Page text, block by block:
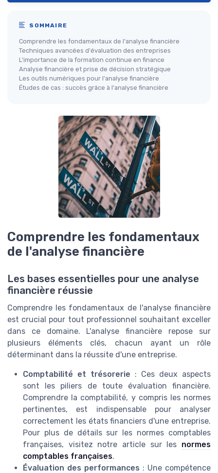
SOMMAIRE
Comprendre les fondamentaux de l'analyse financière
Techniques avancées d'évaluation des entreprises
L'importance de la formation continue en finance
Analyse financière et prise de décision stratégique
Les outils numériques pour l'analyse financière
Études de cas : succès grâce à l'analyse financière
Comprendre les fondamentaux
de l'analyse financière
Les bases essentielles pour une analyse
financière réussie
Comprendre les fondamentaux de l'analyse financière
est crucial pour tout professionnel souhaitant exceller
dans ce domaine. L'analyse financière repose sur
plusieurs éléments clés, chacun ayant un rôle
déterminant dans la réussite d'une entreprise.
Comptabilité et trésorerie : Ces deux aspects
sont les piliers de toute évaluation financière.
Comprendre la comptabilité, y compris les normes
pertinentes, est indispensable pour analyser
correctement les états financiers d'une entreprise.
Pour plus de détails sur les normes comptables
françaises, visitez notre article sur les normes
comptables françaises.
Évaluation des performances : Une compétence